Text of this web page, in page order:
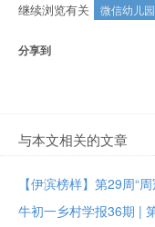
继续浏览有关 微信幼儿
分享到
与本文相关的文章
【伊滨榜样】第29周“